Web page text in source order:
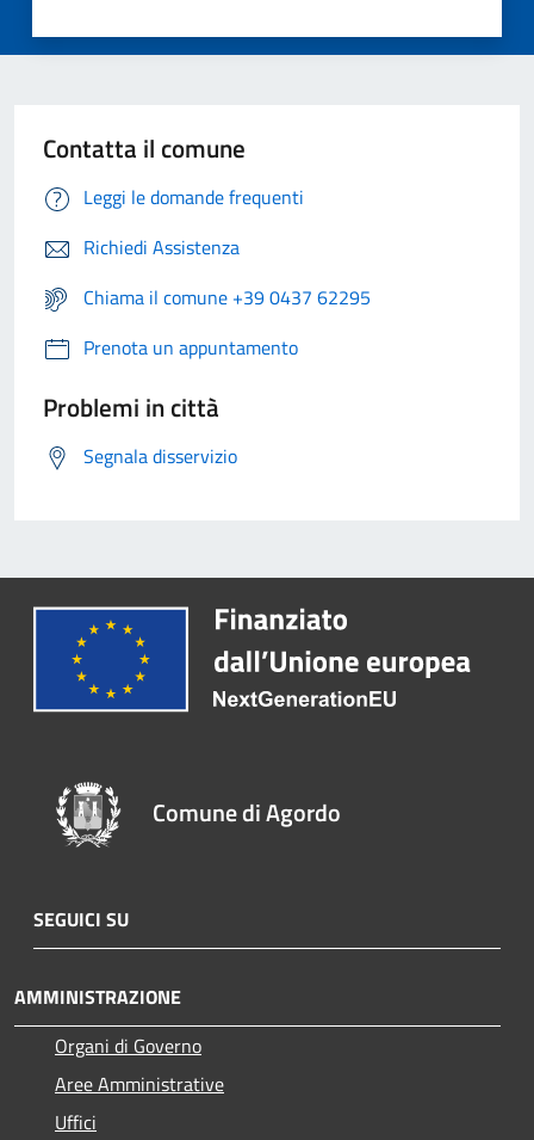
Contatta il comune
Leggi le domande frequenti
Richiedi Assistenza
Chiama il comune +39 0437 62295
Prenota un appuntamento
Problemi in città
Segnala disservizio
Comune di Agordo
SEGUICI SU
AMMINISTRAZIONE
Organi di Governo
Aree Amministrative
Uffici